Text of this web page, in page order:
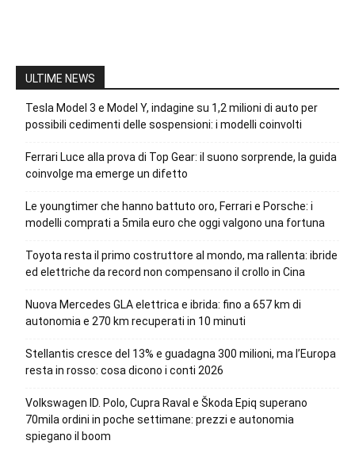
ULTIME NEWS
Tesla Model 3 e Model Y, indagine su 1,2 milioni di auto per
possibili cedimenti delle sospensioni: i modelli coinvolti
Ferrari Luce alla prova di Top Gear: il suono sorprende, la guida
coinvolge ma emerge un difetto
Le youngtimer che hanno battuto oro, Ferrari e Porsche: i
modelli comprati a 5mila euro che oggi valgono una fortuna
Toyota resta il primo costruttore al mondo, ma rallenta: ibride
ed elettriche da record non compensano il crollo in Cina
Nuova Mercedes GLA elettrica e ibrida: fino a 657 km di
autonomia e 270 km recuperati in 10 minuti
Stellantis cresce del 13% e guadagna 300 milioni, ma l’Europa
resta in rosso: cosa dicono i conti 2026
Volkswagen ID. Polo, Cupra Raval e Škoda Epiq superano
70mila ordini in poche settimane: prezzi e autonomia
spiegano il boom